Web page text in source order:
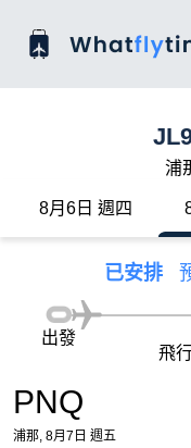
浦
8月6日 週四
已安排
PNQ
浦那, 8月7日 週五
出發
飛